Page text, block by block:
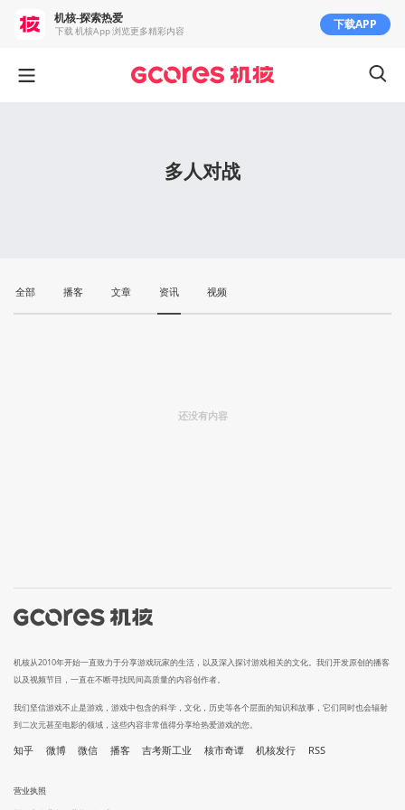
多人对战
全部 播客 文章 资讯 视频
还没有内容
机核从2010年开始一直致力于分享游戏玩家的生活，以及深入探讨游戏相关的文化。我们开发原创的播客
以及视频节目，一直在不断寻找民间高质量的内容创作者。
我们坚信游戏不止是游戏，游戏中包含的科学，文化，历史等各个层面的知识和故事，它们同时也会辐射
到二次元甚至电影的领域，这些内容非常值得分享给热爱游戏的您。
知乎 微博 微信 播客 吉考斯工业 核市奇谭 机核发行 RSS
营业执照
机核-探索热爱
下载 机核App 浏览更多精彩内容 下载APP